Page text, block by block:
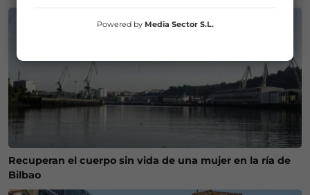
Recuperan el cuerpo sin vida de una mujer en la ría de
Bilbao
Powered by Media Sector S.L.